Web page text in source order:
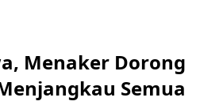
Menaker Dorong
Semua